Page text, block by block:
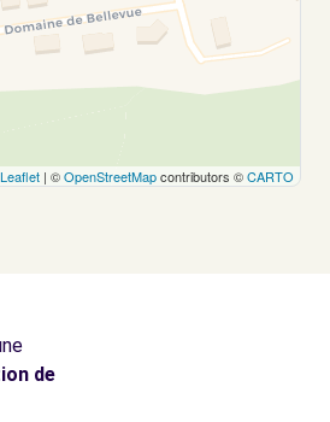
Leaflet | ©OpenStreetMapcontributors ©CARTO
de